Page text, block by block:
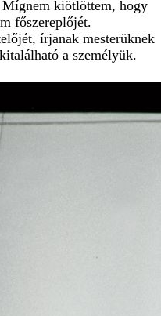
Mígnem kiötlöttem, hogy
főszereplőjét.
írjanak mesterüknek
a személyük.